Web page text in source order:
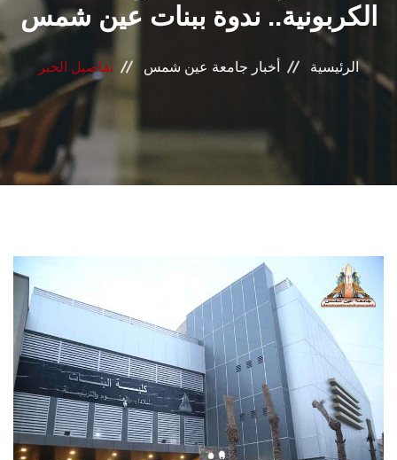
البحث العلمي
الرعاية الصحية
المراكز والوحدات
الأنظمة الذكية
تواصل معنا
الطلاب
هيئة التدريس
الدراسات العليا
الكربونية.. ندوة ببنات عين شمس
الرئيسية أخبار جامعة عين شمس تفاصيل الخبر